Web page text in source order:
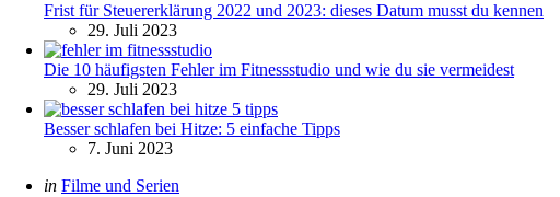
Frist für Steuererklärung 2022 und 2023: dieses Datum musst du kennen
29. Juli 2023
Die 10 häufigsten Fehler im Fitnessstudio und wie du sie vermeidest
29. Juli 2023
Besser schlafen bei Hitze: 5 einfache Tipps
7. Juni 2023
Categories
Posted
in Filme und Serien